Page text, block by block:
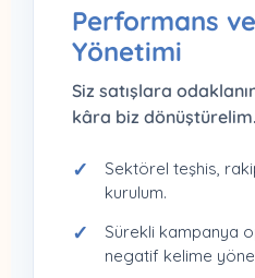
Performans
Yönetimi
Siz satışlara
kâra biz dönüştürelim.
Sektörel teşhis,
kurulum.
Sürekli kampanya
negatif kelime